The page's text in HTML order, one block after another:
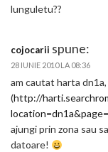
lunguletu??
cojocarii spune:
28 IUNIE 2010 LA 08:36
am cautat harta
(http://
ajungi prin zona sau
datoare!